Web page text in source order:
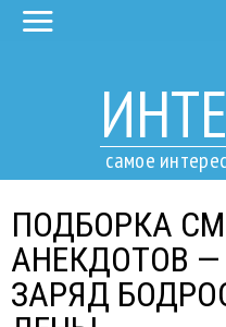
самое
ПОДБОРКА
АНЕКДОТОВ
ЗАРЯД